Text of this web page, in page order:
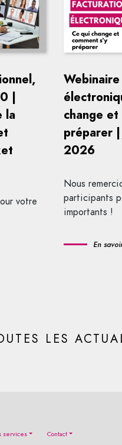
|
la
votre
change
préparer
2026
Nous
participants
importants !
En
LES
services
Contact